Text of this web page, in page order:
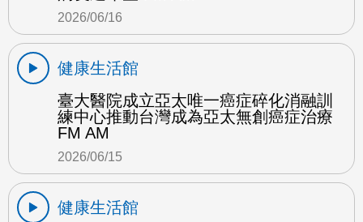
2026/06/16
健康生活館
臺大醫院成立亞太唯一癌症碎化消融訓
練中心推動台灣成為亞太無創癌症治療
FM AM
2026/06/15
健康生活館